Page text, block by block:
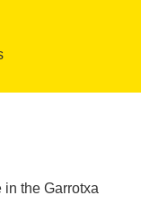
in the Garrotxa